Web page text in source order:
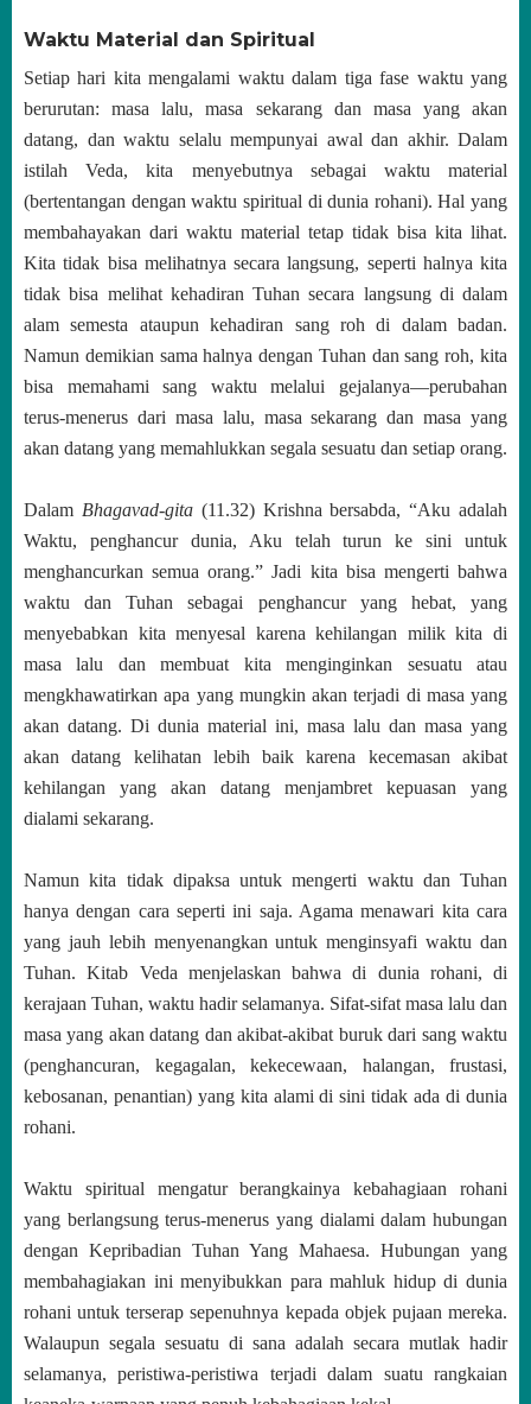
Waktu Material dan Spiritual
Setiap hari kita mengalami waktu dalam tiga fase waktu yang
berurutan: masa lalu, masa sekarang dan masa yang akan
datang, dan waktu selalu mempunyai awal dan akhir. Dalam
istilah Veda, kita menyebutnya sebagai waktu material
(bertentangan dengan waktu spiritual di dunia rohani). Hal yang
membahayakan dari waktu material tetap tidak bisa kita lihat.
Kita tidak bisa melihatnya secara langsung, seperti halnya kita
tidak bisa melihat kehadiran Tuhan secara langsung di dalam
alam semesta ataupun kehadiran sang roh di dalam badan.
Namun demikian sama halnya dengan Tuhan dan sang roh, kita
bisa memahami sang waktu melalui gejalanya—perubahan
terus-menerus dari masa lalu, masa sekarang dan masa yang
akan datang yang memahlukkan segala sesuatu dan setiap orang.
Dalam Bhagavad-gita(11.32) Krishna bersabda, “Aku adalah
Waktu, penghancur dunia, Aku telah turun ke sini untuk
menghancurkan semua orang.” Jadi kita bisa mengerti bahwa
waktu dan Tuhan sebagai penghancur yang hebat, yang
menyebabkan kita menyesal karena kehilangan milik kita di
masa lalu dan membuat kita menginginkan sesuatu atau
mengkhawatirkan apa yang mungkin akan terjadi di masa yang
akan datang. Di dunia material ini, masa lalu dan masa yang
akan datang kelihatan lebih baik karena kecemasan akibat
kehilangan yang akan datang menjambret kepuasan yang
dialami sekarang.
Namun kita tidak dipaksa untuk mengerti waktu dan Tuhan
hanya dengan cara seperti ini saja. Agama menawari kita cara
yang jauh lebih menyenangkan untuk menginsyafi waktu dan
Tuhan. Kitab Veda menjelaskan bahwa di dunia rohani, di
kerajaan Tuhan, waktu hadir selamanya. Sifat-sifat masa lalu dan
masa yang akan datang dan akibat-akibat buruk dari sang waktu
(penghancuran, kegagalan, kekecewaan, halangan, frustasi,
kebosanan, penantian) yang kita alami di sini tidak ada di dunia
rohani.
Waktu spiritual mengatur berangkainya kebahagiaan rohani
yang berlangsung terus-menerus yang dialami dalam hubungan
dengan Kepribadian Tuhan Yang Mahaesa. Hubungan yang
membahagiakan ini menyibukkan para mahluk hidup di dunia
rohani untuk terserap sepenuhnya kepada objek pujaan mereka.
Walaupun segala sesuatu di sana adalah secara mutlak hadir
selamanya, peristiwa-peristiwa terjadi dalam suatu rangkaian